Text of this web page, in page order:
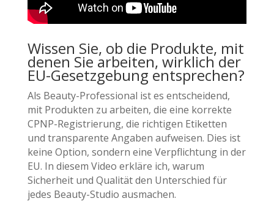
Wissen Sie, ob die Produkte, mit
denen Sie arbeiten, wirklich der
EU-Gesetzgebung entsprechen?
Als Beauty-Professional ist es entscheidend,
mit Produkten zu arbeiten, die eine korrekte
CPNP-Registrierung, die richtigen Etiketten
und transparente Angaben aufweisen. Dies ist
keine Option, sondern eine Verpflichtung in der
EU. In diesem Video erkläre ich, warum
Sicherheit und Qualität den Unterschied für
jedes Beauty-Studio ausmachen.